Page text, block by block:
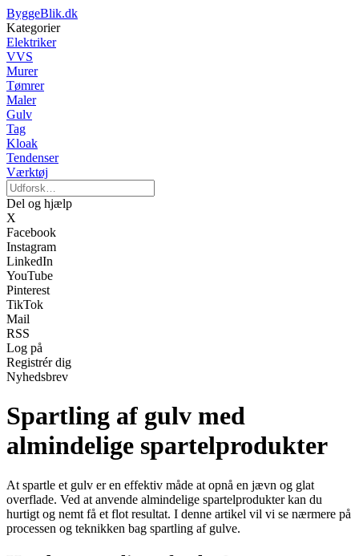
ByggeBlik.dk
Kategorier
Elektriker
VVS
Murer
Tømrer
Maler
Gulv
Tag
Kloak
Tendenser
Værktøj
Del og hjælp
X
Facebook
Instagram
LinkedIn
YouTube
Pinterest
TikTok
Mail
RSS
Log på
Registrér dig
Nyhedsbrev
Spartling af gulv med
almindelige spartelprodukter
At spartle et gulv er en effektiv måde at opnå en jævn og glat
overflade. Ved at anvende almindelige spartelprodukter kan du
hurtigt og nemt få et flot resultat. I denne artikel vil vi se nærmere på
processen og teknikken bag spartling af gulve.